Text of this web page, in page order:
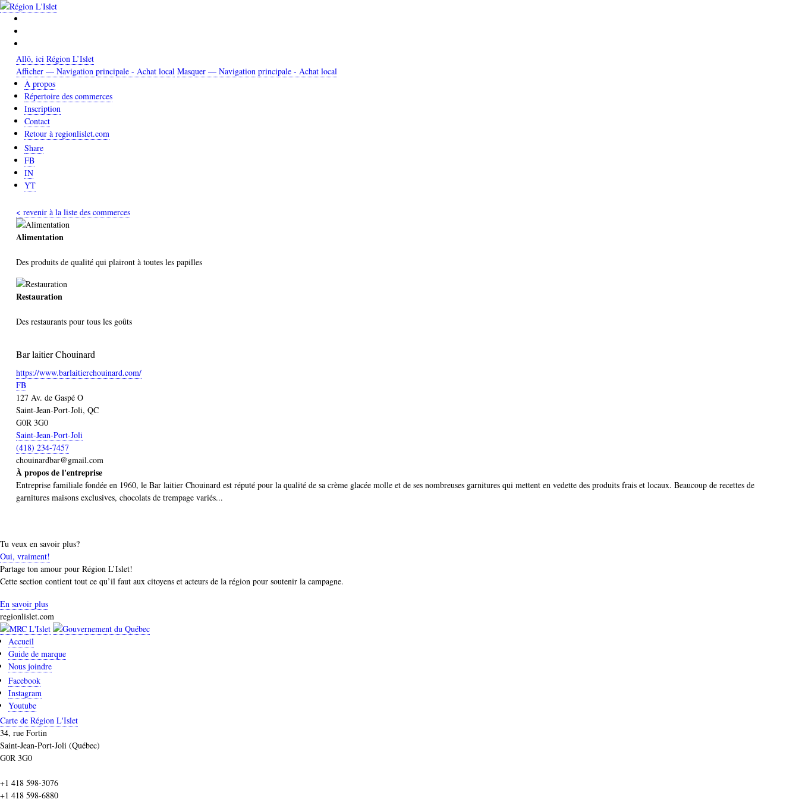
Aller
contenu
principal
Allô, ici Région L’Islet
Navigation
principale
-
Achat
local
Afficher — Navigation principale - Achat local Masquer — Navigation principale - Achat local
À propos
Répertoire des commerces
Inscription
Contact
Retour à regionlislet.com
Share
FB
IN
YT
< revenir à la liste des commerces
Alimentation
Des produits de qualité qui plairont à toutes les papilles
Restauration
Des restaurants pour tous les goûts
Bar laitier Chouinard
https://www.barlaitierchouinard.com/
FB
127 Av. de Gaspé O
Saint-Jean-Port-Joli, QC
G0R 3G0
Saint-Jean-Port-Joli
(418) 234-7457
chouinardbar@gmail.com
À propos de l'entreprise
Entreprise familiale fondée en 1960, le Bar laitier Chouinard est réputé pour la qualité de sa crème glacée molle et de ses nombreuses garnitures qui mettent en vedette des produits frais et locaux. Beaucoup de recettes de
garnitures maisons exclusives, chocolats de trempage variés...
Tu veux en savoir plus?
Oui, vraiment!
Partage ton amour pour Région L’Islet!
Cette section contient tout ce qu’il faut aux citoyens et acteurs de la région pour soutenir la campagne.
En savoir plus
regionlislet.com
Accueil
Guide de marque
Nous joindre
Facebook
Instagram
Youtube
Carte de Région L'Islet
34, rue Fortin
Saint-Jean-Port-Joli (Québec)
G0R 3G0
+1 418 598-3076
+1 418 598-6880